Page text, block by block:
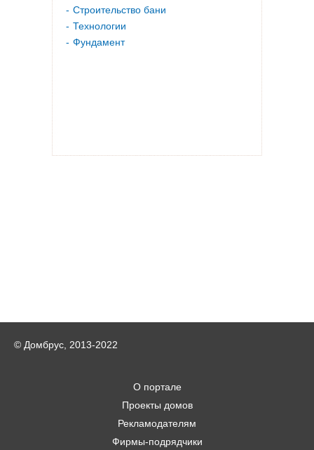
Строительство бани
Технологии
Фундамент
© Домбрус, 2013-2022
О портале
Проекты домов
Рекламодателям
Фирмы-подрядчики